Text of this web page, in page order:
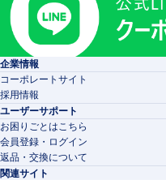
企業情報
コーポレートサイト
採用情報
ユーザーサポート
お困りごとはこちら
会員登録・ログイン
返品・交換について
関連サイト